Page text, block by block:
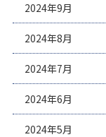
2024年9月
2024年8月
2024年7月
2024年6月
2024年5月